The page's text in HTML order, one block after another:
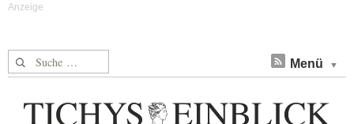
Suche nach: Menü